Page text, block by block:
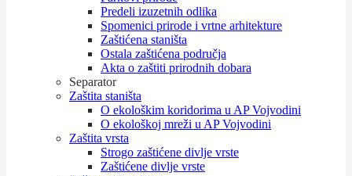
Predeli izuzetnih odlika
Spomenici prirode i vrtne arhitekture
Zaštićena staništa
Ostala zaštićena područja
Akta o zaštiti prirodnih dobara
Separator
Zaštita staništa
O ekološkim koridorima u AP Vojvodini
O ekološkoj mreži u AP Vojvodini
Zaštita vrsta
Strogo zaštićene divlje vrste
Zaštićene divlje vrste